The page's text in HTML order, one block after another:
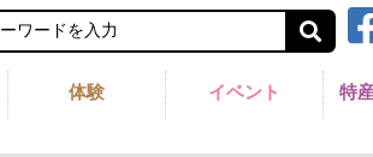
体験 イベント 特